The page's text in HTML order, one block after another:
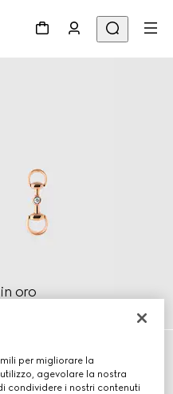
oro
per migliorare la
agevolare la nostra
condividere i nostri contenuti